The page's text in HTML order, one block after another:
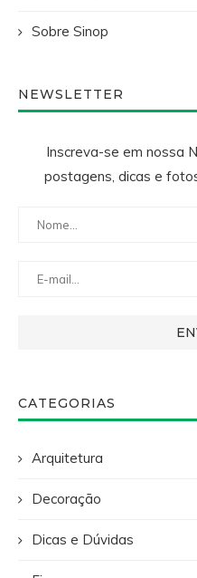
Sobre Sinop
NEWSLETTER
Inscreva-se em nossa
postagens, dicas e
CATEGORIAS
Arquitetura
Decoração
Dicas e Dúvidas